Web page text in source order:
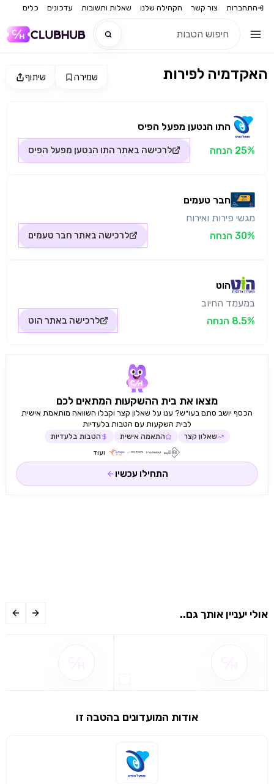
התחברות צור קשר הקהילה שלנו שאלות ותשובות עדכונים כלים
שיתוף שמירה האקדמיה לפירות
התו הנטען מפעל הפיס
25% הנחה לרכישה באתר התו הנטען מפעל הפיס
חבר טעמים
מגשי פירות ואירוח
30% הנחה
לרכישה באתר חבר טעמים
הוט
במעמד החיוב
8.5% הנחה
לרכישה באתר הוט
מצאו את בית ההשקעות המתאים לכם
הכסף יושב סתם בעו״ש? ענו על שאלון קצר וקבלו השוואה מותאמת אישית
לבית השקעות עם הטבות בלעדיות
שאלון קצר התאמה אישית הטבות בלעדיות
ועוד
התחילו עכשיו
אולי יעניין אותך גם..
אודות המועדונים בהטבה זו